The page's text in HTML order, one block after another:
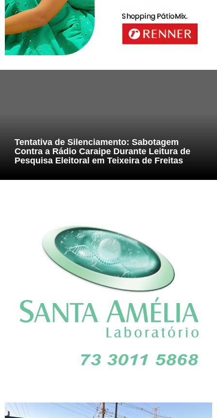
Tentativa de Silenciamento: Sabotagem
Contra a Rádio Caraipe Durante Leitura de
Pesquisa Eleitoral em Teixeira de Freitas